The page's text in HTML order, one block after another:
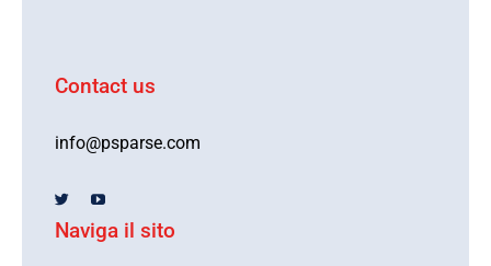
Contact us
info@psparse.com
Naviga il sito